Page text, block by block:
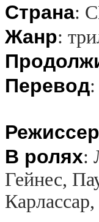
Страна:
Жанр:
Перевод:
Режиссер
В ролях:
Гейнес,